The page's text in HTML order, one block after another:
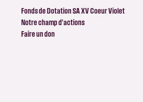
Fonds de Dotation SA XV Coeur Violet
Notre champ d’actions
Faire un don